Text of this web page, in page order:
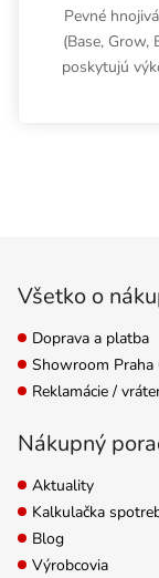
Pevné
(Base, Grow,
poskytujú
Toto
Všetko o
Doprava a platba
Showroom Praha
Reklamácie /
Nákupný
Aktuality
Kalkulačka
Blog
Výrobcovia